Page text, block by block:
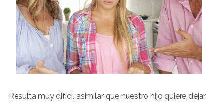
Resulta muy difícil asimilar que nuestro hijo quiere dejar